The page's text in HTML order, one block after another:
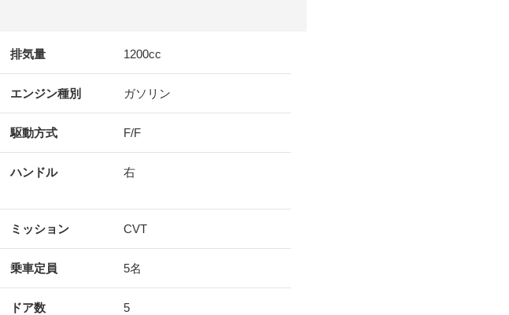
排気量 1200cc
エンジン種別 ガソリン
駆動方式 F/F
ハンドル 右
ミッション CVT
乗車定員 5名
ドア数 5